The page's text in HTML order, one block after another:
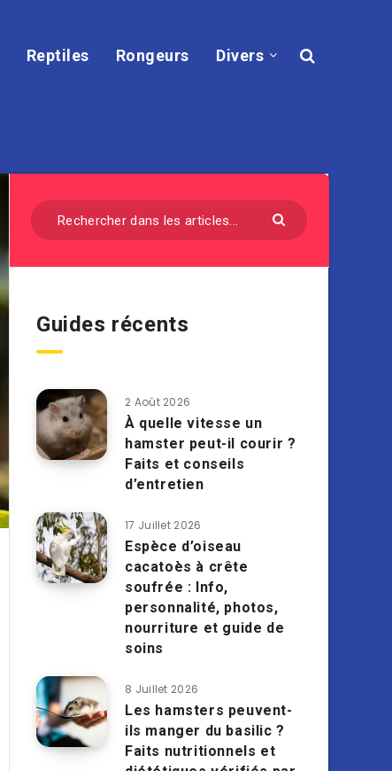
Reptiles Rongeurs Divers
Guides récents
2 Août 2026
À quelle vitesse un
hamster peut-il courir ?
Faits et conseils
d’entretien
17 Juillet 2026
Espèce d’oiseau
cacatoès à crête
soufrée : Info,
personnalité, photos,
nourriture et guide de
soins
8 Juillet 2026
Les hamsters peuvent-
ils manger du basilic ?
Faits nutritionnels et